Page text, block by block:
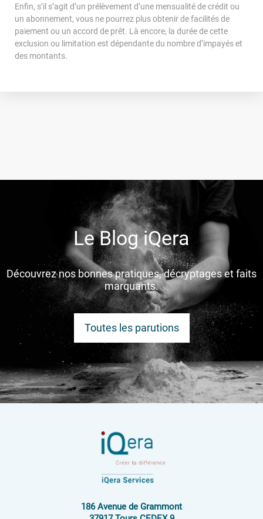
Enfin, s’il s’agit d’un prélèvement d’une mensualité de crédit ou
un abonnement, vous ne pourrez plus obtenir de facilités de
paiement ou un accord de prêt. Là encore, la durée de cette
exclusion ou limitation est dépendante du nombre d’impayés et
des montants.
Le Blog iQera
Découvrez nos bonnes pratiques, décryptages et faits
marquants.
Toutes les parutions
186 Avenue de Grammont